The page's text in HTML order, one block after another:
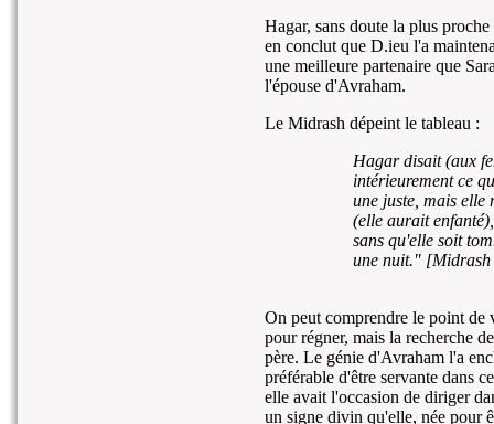
Hagar, sans doute la plus
en conclut que D.ieu l'a
une meilleure partenaire que
l'épouse d'Avraham.
Le Midrash dépeint le tableau :
Hagar disait (aux
intérieurement ce
une juste, mais elle
(elle aurait
sans qu'elle soit
une nuit."
On peut comprendre le point de
pour régner, mais la recherche
père. Le génie d'Avraham l'a
préférable d'être servante dans
elle avait l'occasion de diriger
un signe divin qu'elle, née pour